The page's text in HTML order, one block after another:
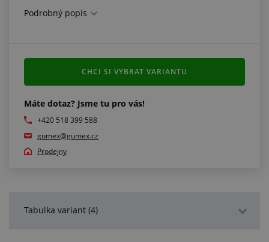
Podrobný popis
Máte dotaz? Jsme tu pro vás!
+420 518 399 588
gumex@gumex.cz
Prodejny
CHCI SI VYBRAT VARIANTU
Tabulka variant (4)